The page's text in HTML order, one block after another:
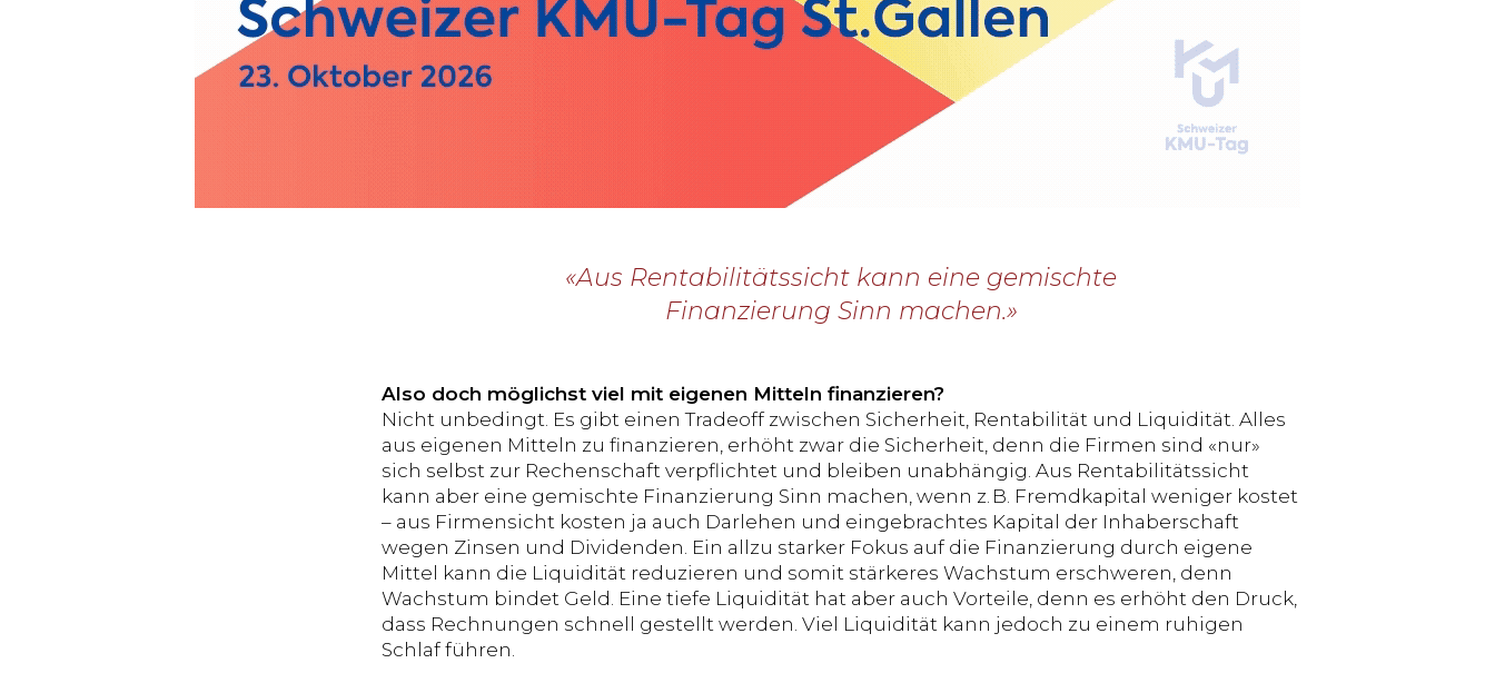
«Aus Rentabilitätssicht kann eine gemischte
Finanzierung Sinn machen.»
Also doch möglichst viel mit eigenen Mitteln finanzieren?
Nicht unbedingt. Es gibt einen Tradeoff zwischen Sicherheit, Rentabilität und Liquidität. Alles
aus eigenen Mitteln zu finanzieren, erhöht zwar die Sicherheit, denn die Firmen sind «nur»
sich selbst zur Rechenschaft verpflichtet und bleiben unabhängig. Aus Rentabilitätssicht
kann aber eine gemischte Finanzierung Sinn machen, wenn z. B. Fremdkapital weniger kostet
– aus Firmensicht kosten ja auch Darlehen und eingebrachtes Kapital der Inhaberschaft
wegen Zinsen und Dividenden. Ein allzu starker Fokus auf die Finanzierung durch eigene
Mittel kann die Liquidität reduzieren und somit stärkeres Wachstum erschweren, denn
Wachstum bindet Geld. Eine tiefe Liquidität hat aber auch Vorteile, denn es erhöht den Druck,
dass Rechnungen schnell gestellt werden. Viel Liquidität kann jedoch zu einem ruhigen
Schlaf führen.